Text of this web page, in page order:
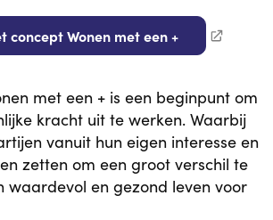
concept Wonen met een +
met een + is een beginpunt om
kracht uit te werken. Waarbij
vanuit hun eigen interesse en
zetten om een groot verschil te
waardevol en gezond leven voor